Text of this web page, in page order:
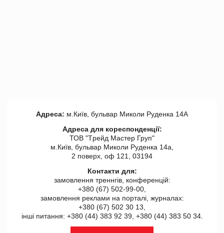
Адреса: м.Київ, бульвар Миколи Руденка 14А
Адреса для кореспонденції:
ТОВ "Tрейд Мастер Груп"
м.Київ, бульвар Миколи Руденка 14а,
2 поверх, оф 121, 03194
Контакти для:
замовлення треннгів, конференцій:
+380 (67) 502-99-00,
замовлення реклами на порталі, журналах:
+380 (67) 502 30 13,
інші питання: +380 (44) 383 92 39, +380 (44) 383 50 34.